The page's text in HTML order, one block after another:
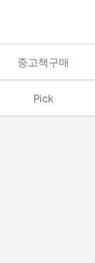
중고책구매
Pick